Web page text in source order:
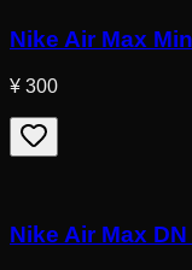
Nike Air Max
¥ 300
Nike Air Max